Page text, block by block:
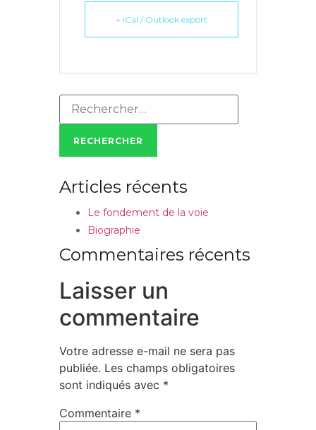
+ iCal / Outlook export
Articles récents
Le fondement de la voie
Biographie
Commentaires récents
Laisser un
commentaire
Votre adresse e-mail ne sera pas
publiée. Les champs obligatoires
sont indiqués avec *
Commentaire *